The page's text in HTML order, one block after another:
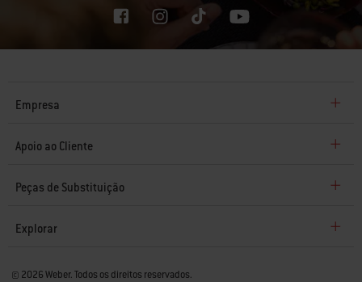
Empresa
Apoio ao Cliente
Peças de Substituição
Explorar
© 2026 Weber. Todos os direitos reservados.